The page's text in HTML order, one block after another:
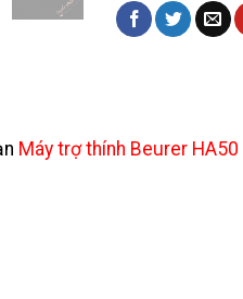
Máy trợ thính Beurer HA50